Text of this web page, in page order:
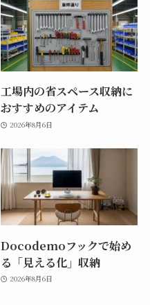
工場内の省スペース収納に
おすすめのアイテム
2026年8月6日
Docodemoフックで始め
る「見える化」収納
2026年8月6日